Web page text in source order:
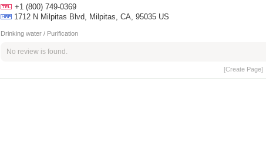
+1 (800) 749-0369
1712 N Milpitas Blvd, Milpitas, CA, 95035 US
Drinking water / Purification
No review is found.
[Create Page]